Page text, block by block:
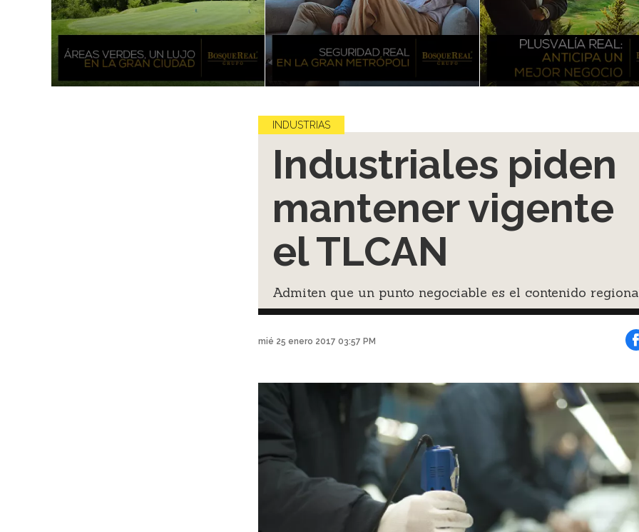
INDUSTRIAS
Industriales piden
mantener vigente
el TLCAN
Admiten que un punto negociable es el contenido
mié 25 enero 2017 03:57 PM